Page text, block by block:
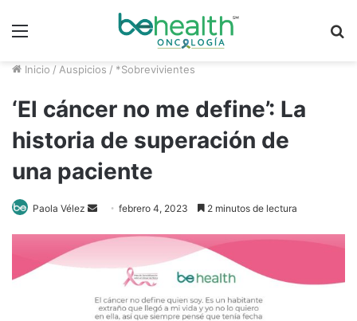
Menú
Inicio / Auspicios / *Sobrevivientes
‘El cáncer no me define’: La
historia de superación de
una paciente
Paola Vélez
Send
email
febrero 4, 2023 2 minutos de lectura